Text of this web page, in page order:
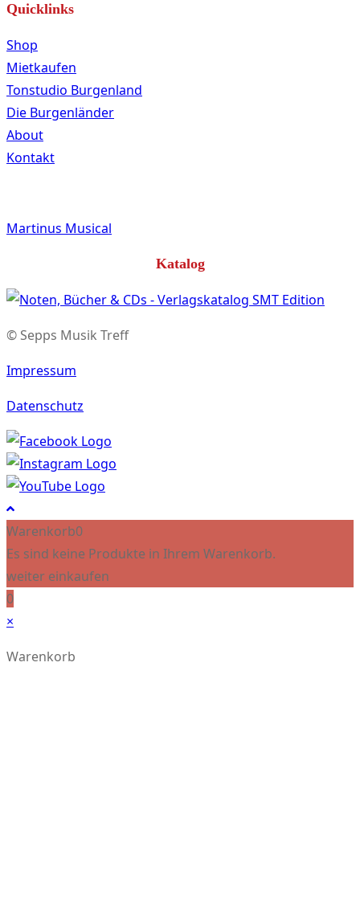
Quicklinks
Shop
Mietkaufen
Tonstudio Burgenland
Die Burgenländer
About
Kontakt
Martinus Musical
Katalog
© Sepps Musik Treff
Impressum
Datenschutz
Warenkorb0
Es sind keine Produkte in Ihrem Warenkorb.
weiter einkaufen
0
×
Warenkorb